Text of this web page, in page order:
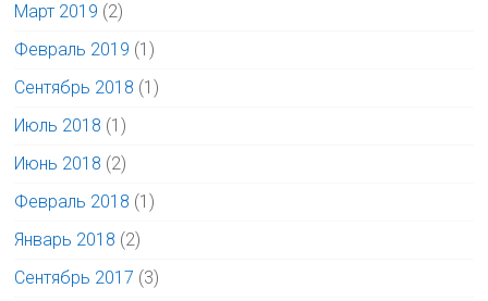
Март 2019 (2)
Февраль 2019 (1)
Сентябрь 2018 (1)
Июль 2018 (1)
Июнь 2018 (2)
Февраль 2018 (1)
Январь 2018 (2)
Сентябрь 2017 (3)